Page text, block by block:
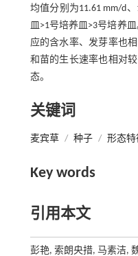
均值分别为11.61 mm/d
皿>1号培养皿>3号培养
应的含水率、发芽率也
和苗的生长速率也相对
态。
关键词
麦宾草 / 种子 / 形态特
Key words
引用本文
彭艳, 索朗央措, 马素洁,